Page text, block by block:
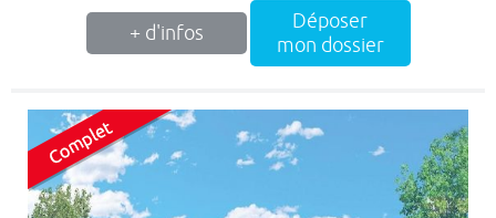
+ d'infos
Déposer
mon dossier